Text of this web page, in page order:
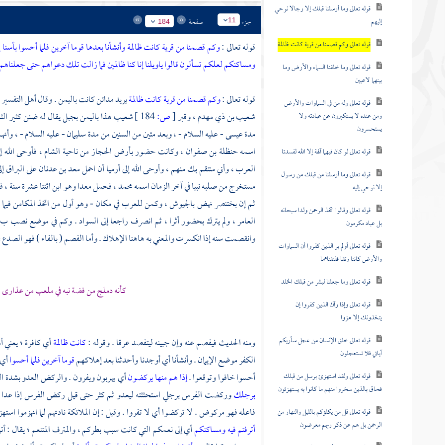
قوله تعالى وما أرسلنا قبلك إلا رجالا نوحي
إليهم
قوله تعالى وكم قصمنا من قرية كانت ظالمة
قوله تعالى وما خلقنا السماء والأرض وما
بينهما لاعبين
قوله تعالى وله من في السماوات والأرض
ومن عنده لا يستكبرون عن عبادته ولا
يستحسرون
قوله تعالى لو كان فيهما آلهة إلا الله لفسدتا
قوله تعالى وما أرسلنا من قبلك من رسول
إلا نوحي إليه
قوله تعالى وقالوا اتخذ الرحمن ولدا سبحانه
بل عباد مكرمون
قوله تعالى أولم ير الذين كفروا أن السماوات
والأرض كانتا رتقا ففتقناهما
قوله تعالى وما جعلنا لبشر من قبلك الخلد
قوله تعالى وإذا رآك الذين كفروا إن
يتخذونك إلا هزوا
قوله تعالى خلق الإنسان من عجل سأريكم
آياتي فلا تستعجلون
قوله تعالى ولقد استهزئ برسل من قبلك
فحاق بالذين سخروا منهم ما كانوا به يستهزئون
قوله تعالى قل من يكلؤكم بالليل والنهار من
الرحمن بل هم عن ذكر ربهم معرضون
جزء 11 صفحة 184
قوله تعالى :وكم قصمنا من قرية كانت ظالمة وأنشأنا بعدها قوما آخرين فلما أحسوا
ومساكنكم لعلكم تسألون قالوا ياويلنا إنا كنا ظالمين فما زالت تلك دعواهم حتى
قوله تعالى :وكم قصمنا من قرية كانت ظالمةيريد مدائن كانتباليمن. وقال أهل
شعيب بن ذي مهدم ،وقبر[ص: شعيبهذاباليمنبجبل يقال لهضننكثير
مدةعيسى- عليه السلام - ، وبعد مئين من السنين من مدةسليمان- عليه السلام - ،
اسمهحنظلة بن صفوان، وكانت حضور بأرضالحجازمن ناحيةالشام ،فأوحى الله
العرب ، وأني منتقم بك منهم ، وأوحى الله إلىأرمياأن احملمعد بن عدنانعلى
مستخرج من صلبه نبيا في آخر الزمان اسمهمحمد ،فحملمعداوهو ابن اثنتا عشرة سنة
ثم إنبختنصرنهض بالجيوش ، وكمن للعرب في مكان - وهو أول من اتخذ المكامن
العامر ، ولم يترك بحضور أثرا ، ثم انصرف راجعا إلى السواد . وكم في موضع
وانقصمت سنه إذا انكسرت والمعني به هاهنا الإهلاك . وأما الفصم ( بالفاء ) فهو الصدع
كأنه دملج من فضة نبه في ملعب من
ومنه الحديث فيفصم عنه وإن جبينه ليتفصد عرقا . وقوله :كانت ظالمةأي كافرة ؛
الكفر موضع الإيمان . وأنشأنا أي أوجدنا وأحدثنا بعد إهلاكهمقوما آخرينفلما أحسوا
أحسوا خافوا وتوقعوا .إذا هم منها يركضونأي يهربون ويفرون . والركض العدو
برجلكوركضت الفرس برجلي استحثثته ليعدو ثم كثر حتى قيل ركض الفرس إذا
فاعله فهو مركوض . لا تركضوا أي لا تفروا . وقيل : إن الملائكة نادتهم لما انهزموا
أترفتم فيه ومساكنكمأي إلى نعمكم التي كانت سبب بطركم ، والمترف المتنعم ؛ يقال :